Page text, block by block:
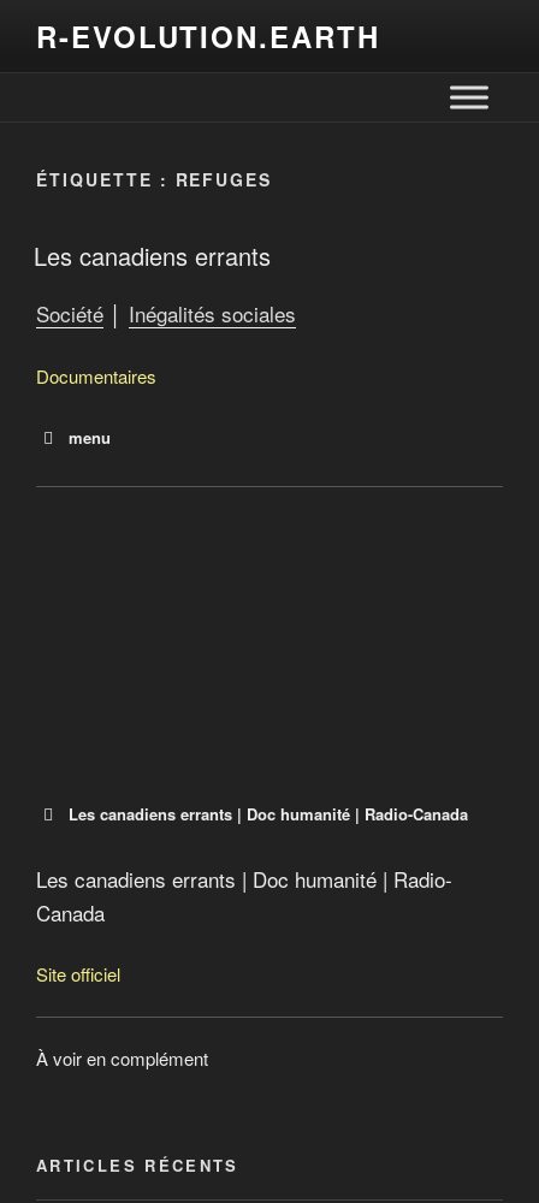
R-EVOLUTION.EARTH
ÉTIQUETTE : REFUGES
Les canadiens errants
Société │ Inégalités sociales
Documentaires
menu
Les canadiens errants | Doc humanité | Radio-Canada
Les canadiens errants
Les canadiens errants | Doc humanité | Radio-
Canada
Site officiel
À voir en complément
ARTICLES RÉCENTS